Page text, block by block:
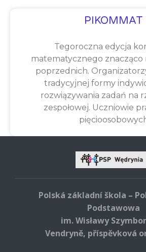
PIKOMMAT
Tegoroczna edycja
matematycznego znacząco
poprzednich.
tradycyjnej formy
rozwiązywania zadań na
zespołowej. Uczniowie
Polská základní škola –
Podstawowa
im. Wisławy
Vendryně, příspěvková